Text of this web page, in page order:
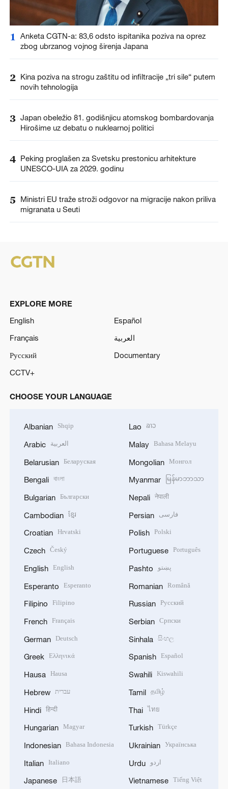
1
Anketa CGTN-a: 83,6 odsto ispitanika poziva na oprez
zbog ubrzanog vojnog širenja Japana
2 Kina poziva na strogu zaštitu od infiltracije „tri sile“ putem
novih tehnologija
3 Japan obeležio 81. godišnjicu atomskog bombardovanja
Hirošime uz debatu o nuklearnoj politici
4 Peking proglašen za Svetsku prestonicu arhitekture
UNESCO-UIA za 2029. godinu
5
Ministri EU traže stroži odgovor na migracije nakon priliva
migranata u Seuti
EXPLORE MORE
English
Español
Français
العربية
Русский
Documentary
CCTV+
CHOOSE YOUR LANGUAGE
Albanian Shqip
Arabic العربية
Belarusian Беларуская
Bengali বাংলা
Bulgarian Български
Cambodian ខ្មែរ
Croatian Hrvatski
Czech Český
English English
Esperanto Esperanto
Filipino Filipino
French Français
German Deutsch
Greek Ελληνικά
Hausa Hausa
Hebrew עברית
Hindi हिन्दी
Hungarian Magyar
Indonesian Bahasa Indonesia
Italian Italiano
Japanese 日本語
Lao ລາວ
Malay Bahasa Melayu
Mongolian Монгол
Myanmar မြန်မာဘာသာ
Nepali नेपाली
Persian فارسی
Polish Polski
Portuguese Português
Pashto پښتو
Romanian Română
Russian Русский
Serbian Српски
Sinhala සිංහල
Spanish Español
Swahili Kiswahili
Tamil தமிழ்
Thai ไทย
Turkish Türkçe
Ukrainian Українська
Urdu اردو
Vietnamese Tiếng Việt